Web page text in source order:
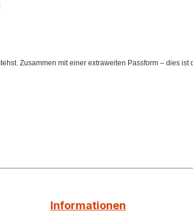
Zusammen mit einer extraweiten Passform – dies ist
Informationen